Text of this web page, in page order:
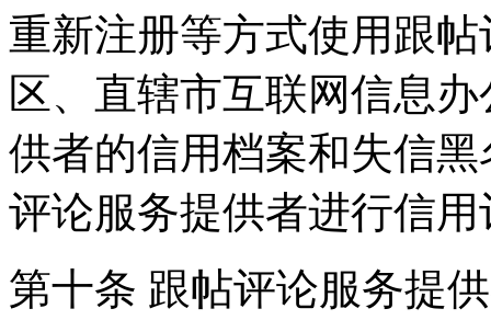
重新注册等方式使用跟
区、直辖市互联网信息
供者的信用档案和失信
评论服务提供者进行信用
第十条 跟帖评论服务提